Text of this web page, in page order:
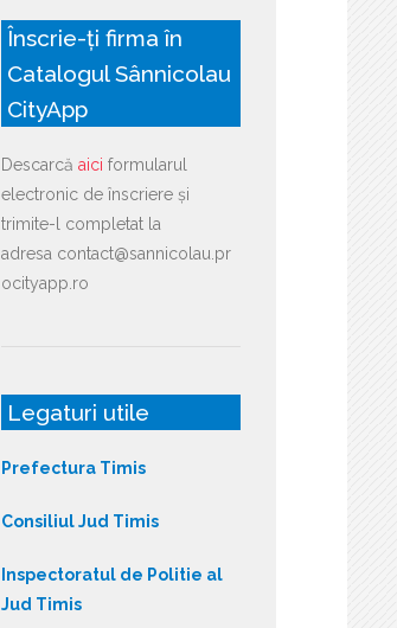
Înscrie-ți firma în
Catalogul Sânnicolau
CityApp
Descarcă aici formularul
electronic de înscriere și
trimite-l completat la
adresa contact@sannicolau.pr
ocityapp.ro
Legaturi utile
Prefectura Timis
Consiliul Jud Timis
Inspectoratul de Politie al
Jud Timis